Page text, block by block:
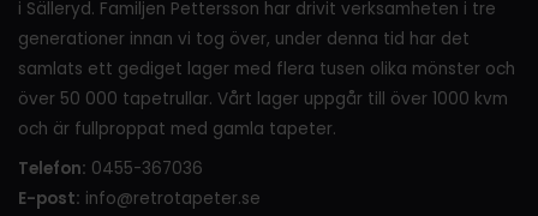
i Sälleryd. Familjen Pettersson har drivit verksamheten i tre
generationer innan vi tog över, under denna tid har det
samlats ett gediget lager med flera tusen olika mönster och
över 50 000 tapetrullar. Vårt lager uppgår till över 1000 kvm
och är fullproppat med gamla tapeter.
Telefon: 0455-367036
E-post: info@retrotapeter.se